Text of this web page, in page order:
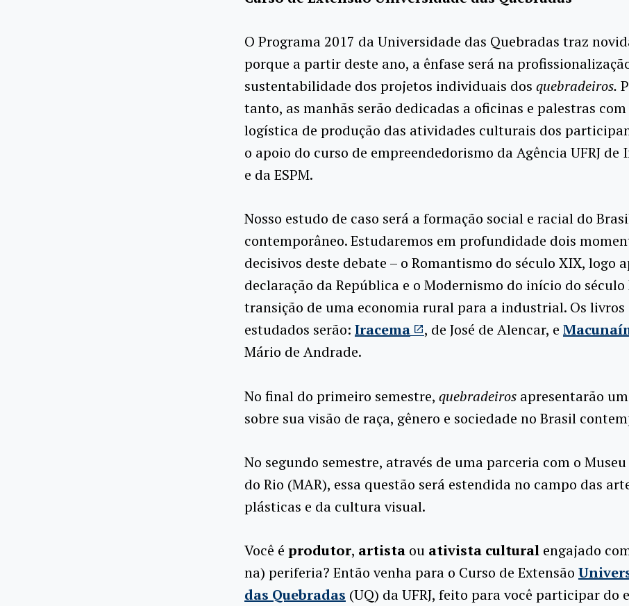
O Programa 2017 da Universidade das Quebradas traz
porque a partir deste ano, a ênfase será na
sustentabilidade dos projetos individuais dos quebradeiros.
tanto, as manhãs serão dedicadas a oficinas e palestras
logística de produção das atividades culturais dos
o apoio do curso de empreendedorismo da Agência UFRJ de
e da ESPM.
Nosso estudo de caso será a formação social e racial do
contemporâneo. Estudaremos em profundidade dois
decisivos deste debate – o Romantismo do século XIX, logo
declaração da República e o Modernismo do início do século
transição de uma economia rural para a industrial. Os livros
estudados serão: Iracema , de José de Alencar, e
Mário de Andrade.
No final do primeiro semestre, quebradeiros apresentarão
sobre sua visão de raça, gênero e sociedade no Brasil
No segundo semestre, através de uma parceria com o
do Rio (MAR), essa questão será estendida no campo das
plásticas e da cultura visual.
Você é produtor, artista ou ativista cultural engajado
na) periferia? Então venha para o Curso de Extensão
das Quebradas (UQ) da UFRJ, feito para você participar do